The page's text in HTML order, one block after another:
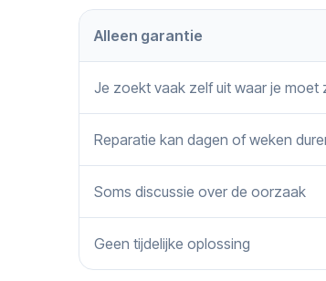
Alleen garantie
Je zoekt vaak zelf uit waar je moet
Reparatie kan dagen of weken
Soms discussie over de oorzaak
Geen tijdelijke oplossing